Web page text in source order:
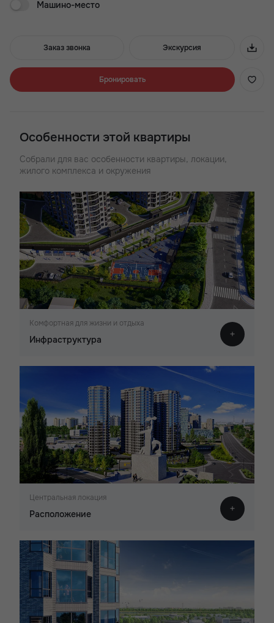
четыре корпуса строятся одним этапом.
- Хорошая транспортная доступность
- Широкий выбор планировок
- Детские и воркаут зоны
- Подземный паркинг
Машино-место
Заказ звонка Экскурсия
Бронировать
Особенности этой квартиры
Собрали для вас особенности квартиры, локации,
жилого комплекса и окружения
Комфортная для жизни и отдыха
Инфраструктура
Центральная локация
Расположение